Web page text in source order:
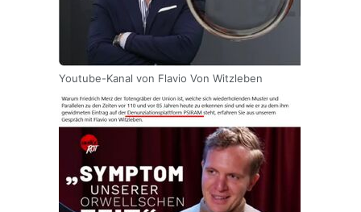
Youtube-Kanal von Flavio Von Witzleben